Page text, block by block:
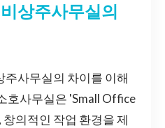
상주사무실의
주사무실의 차이를 이해
호사무실은 'Small Office
의적인 작업 환경을 제